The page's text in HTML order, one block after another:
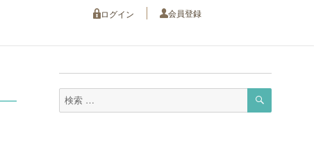
ログイン 会員登録
検
検